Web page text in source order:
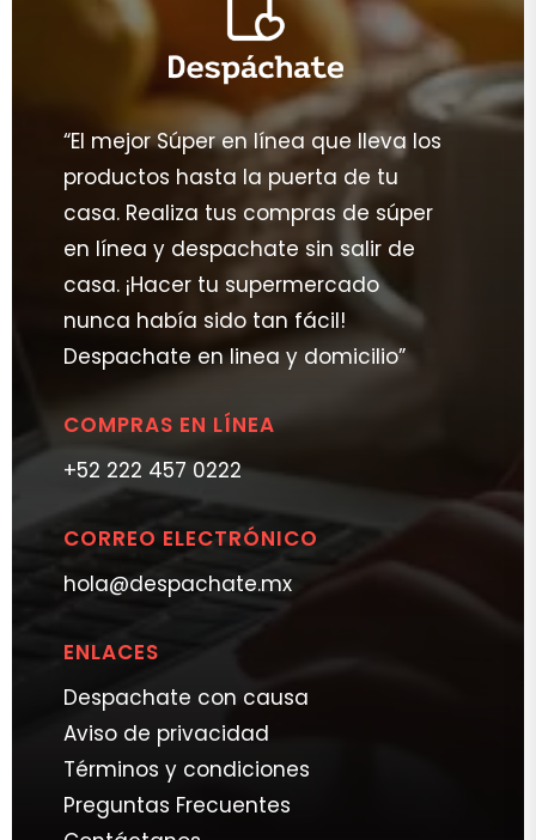
“El mejor Súper en línea que lleva los
productos hasta la puerta de tu
casa. Realiza tus compras de súper
en línea y despachate sin salir de
casa. ¡Hacer tu supermercado
nunca había sido tan fácil!
Despachate en linea y domicilio”
COMPRAS EN LÍNEA
+52 222 457 0222
CORREO ELECTRÓNICO
hola@despachate.mx
ENLACES
Despachate con causa
Aviso de privacidad
Términos y condiciones
Preguntas Frecuentes